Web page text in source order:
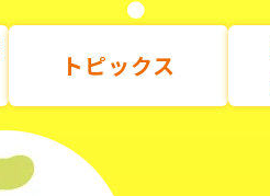
トピックス